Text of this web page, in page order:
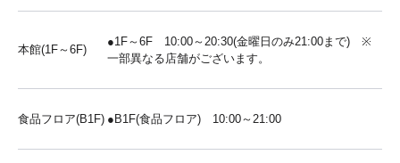
本館(1F～6F)
●1F～6F 10:00～20:30(金曜日のみ21:00まで) ※
一部異なる店舗がございます。
食品フロア(B1F) ●B1F(食品フロア) 10:00～21:00